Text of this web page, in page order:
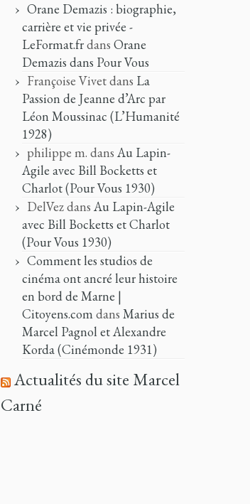
Orane Demazis : biographie,
carrière et vie privée -
LeFormat.frdans Orane
Demazis dans Pour Vous
Françoise Vivetdans La
Passion de Jeanne d’Arc par
Léon Moussinac (L’Humanité
1928)
philippe m. dans Au Lapin-
Agile avec Bill Bocketts et
Charlot (Pour Vous 1930)
DelVezdans Au Lapin-Agile
avec Bill Bocketts et Charlot
(Pour Vous 1930)
Comment les studios de
cinéma ont ancré leur histoire
en bord de Marne |
Citoyens.comdans Marius de
Marcel Pagnol et Alexandre
Korda (Cinémonde 1931)
Actualités du site Marcel
Carné